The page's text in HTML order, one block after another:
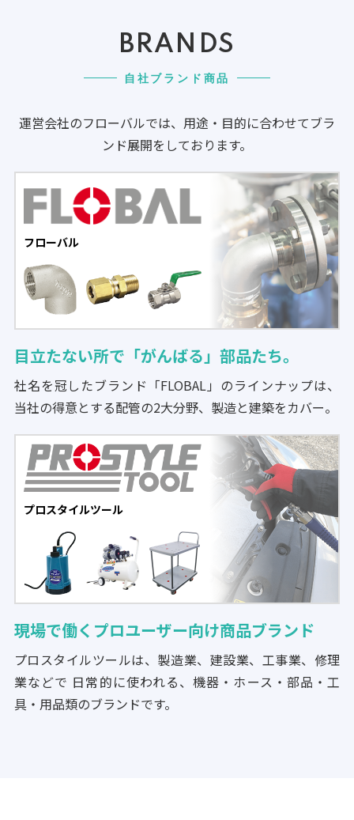
BRANDS
自社ブランド商品
運営会社のフローバルでは、用途・目的に合わせてブラ
ンド展開をしております。
フローバル
目立たない所で「がんばる」部品たち。
社名を冠したブランド「FLOBAL」のラインナップは、
当社の得意とする配管の2大分野、製造と建築をカバー。
プロスタイルツール
現場で働くプロユーザー向け商品ブランド
プロスタイルツールは、製造業、建設業、工事業、修理
業などで 日常的に使われる、機器・ホース・部品・工
具・用品類のブランドです。